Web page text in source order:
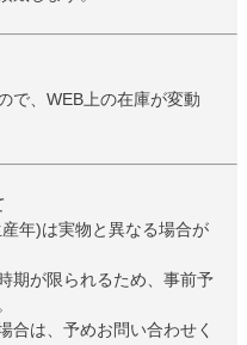
で、WEB上の在庫が変動
年)は実物と異なる場合が
期が限られるため、事前予
合は、予めお問い合わせく